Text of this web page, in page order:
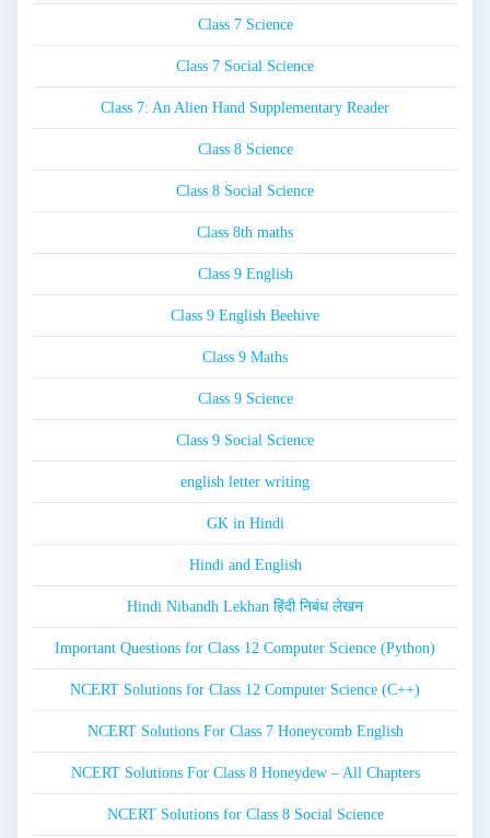
Class 7 Science
Class 7 Social Science
Class 7: An Alien Hand Supplementary Reader
Class 8 Science
Class 8 Social Science
Class 8th maths
Class 9 English
Class 9 English Beehive
Class 9 Maths
Class 9 Science
Class 9 Social Science
english letter writing
GK in Hindi
Hindi and English
Hindi Nibandh Lekhan हिंदी निबंध लेखन
Important Questions for Class 12 Computer Science (Python)
NCERT Solutions for Class 12 Computer Science (C++)
NCERT Solutions For Class 7 Honeycomb English
NCERT Solutions For Class 8 Honeydew – All Chapters
NCERT Solutions for Class 8 Social Science